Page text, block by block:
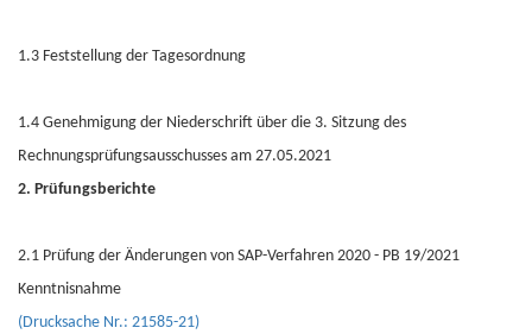
1.3 Feststellung der Tagesordnung
1.4 Genehmigung der Niederschrift über die 3. Sitzung des
Rechnungsprüfungsausschusses am 27.05.2021
2. Prüfungsberichte
2.1 Prüfung der Änderungen von SAP-Verfahren 2020 - PB 19/2021
Kenntnisnahme
(Drucksache Nr.: 21585-21)